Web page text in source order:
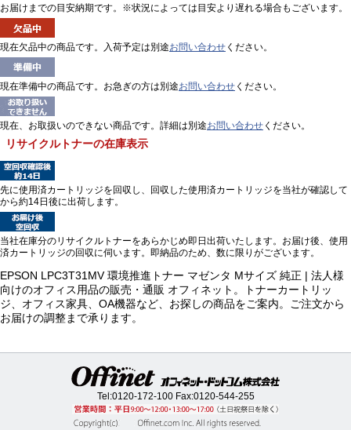
お届けまでの目安納期です。※状況によっては目安より遅れる場合もございます。
現在欠品中の商品です。入荷予定は別途お問い合わせ ください。
現在準備中の商品です。お急ぎの方は別途お問い合わせ ください。
現在、お取扱いのできない商品です。詳細は別途お問い合わせ ください。
リサイクルトナーの在庫表示
先に使用済カートリッジを回収し、回収した使用済カートリッジを当社が確認して
から約14日後に出荷します。
当社在庫分のリサイクルトナーをあらかじめ即日出荷いたします。お届け後、使用
済カートリッジの回収に伺います。即納品のため、数に限りがございます。
EPSON LPC3T31MV 環境推進トナー マゼンタ Mサイズ 純正 | 法人様
向けのオフィス用品の販売・通販 オフィネット。トナーカートリッ
ジ、オフィス家具、OA機器など、お探しの商品をご案内。ご注文から
お届けの調整まで承ります。
Tel:0120-172-100Fax:0120-544-255